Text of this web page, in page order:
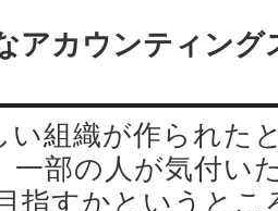
アカウンティング
組織が作られた
一部の人が気付い
指すかというとこ